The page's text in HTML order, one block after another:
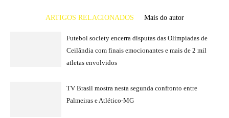
ARTIGOS RELACIONADOS Mais do autor
Futebol society encerra disputas das Olimpíadas de
Ceilândia com finais emocionantes e mais de 2 mil
atletas envolvidos
TV Brasil mostra nesta segunda confronto entre
Palmeiras e Atlético-MG